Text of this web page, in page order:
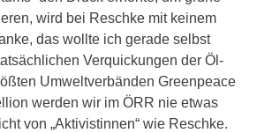
wird bei Reschke mit keinem
das wollte ich gerade selbst
Verquickungen der Öl-
Umweltverbänden Greenpeace
werden wir im ÖRR nie etwas
von „Aktivistinnen“ wie Reschke.